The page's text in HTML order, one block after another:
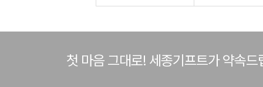
첫 마음 그대로! 세종기프트가 약속드